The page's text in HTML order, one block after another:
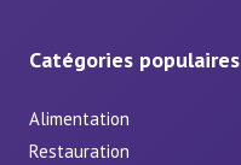
Catégories populaires
Alimentation
Restauration